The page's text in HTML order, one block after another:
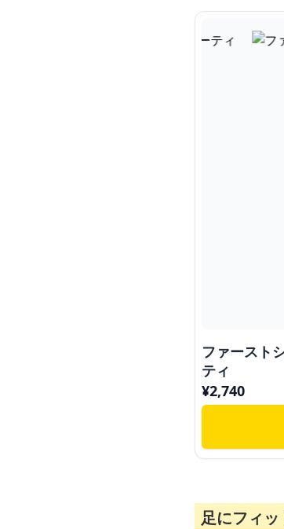
ファースト
ティ
¥2,740
足にフィ